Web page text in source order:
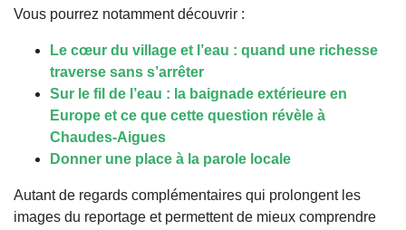
Vous pourrez notamment découvrir :
Le cœur du village et l’eau : quand une richesse
traverse sans s’arrêter
Sur le fil de l’eau : la baignade extérieure en
Europe et ce que cette question révèle à
Chaudes-Aigues
Donner une place à la parole locale
Autant de regards complémentaires qui prolongent les
images du reportage et permettent de mieux comprendre